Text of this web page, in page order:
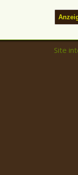
Site